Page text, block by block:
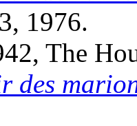
1976.
The
des